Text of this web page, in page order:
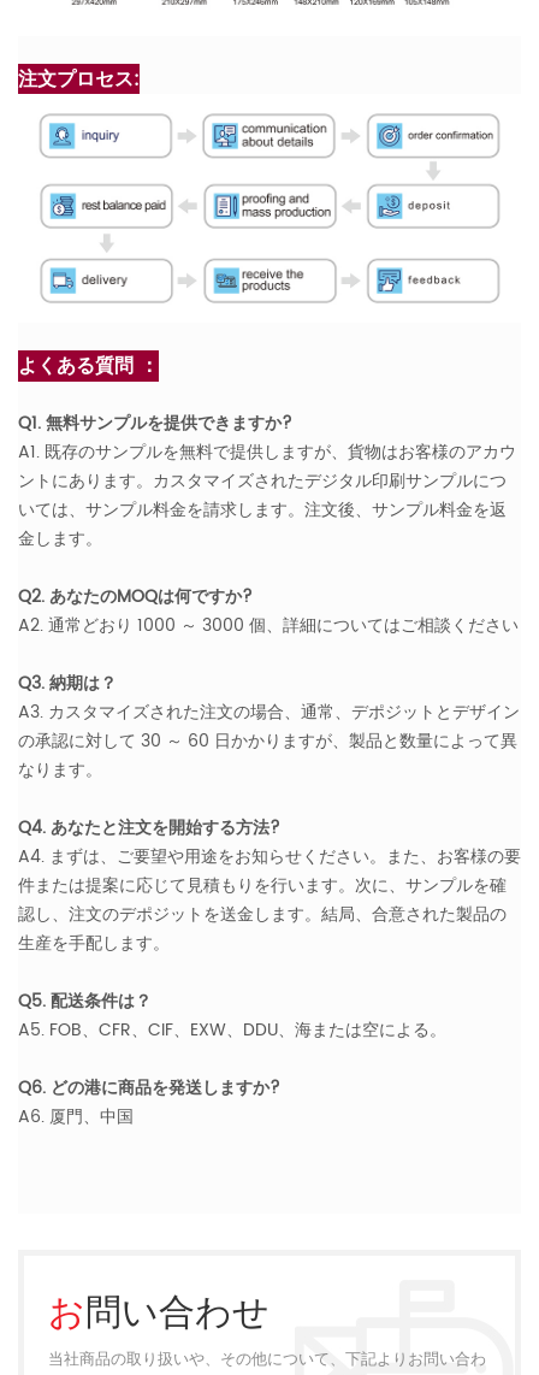
注文プロセス:
よくある質問 ：
Q1. 無料サンプルを提供できますか?
A1. 既存のサンプルを無料で提供しますが、貨物はお客様のアカウ
ントにあります。カスタマイズされたデジタル印刷サンプルにつ
いては、サンプル料金を請求します。注文後、サンプル料金を返
金します。
Q2. あなたのMOQは何ですか?
A2. 通常どおり 1000 ～ 3000 個、詳細についてはご相談ください
Q3. 納期は？
A3. カスタマイズされた注文の場合、通常、デポジットとデザイン
の承認に対して 30 ～ 60 日かかりますが、製品と数量によって異
なります。
Q4. あなたと注文を開始する方法?
A4. まずは、ご要望や用途をお知らせください。また、お客様の要
件または提案に応じて見積もりを行います。次に、サンプルを確
認し、注文のデポジットを送金します。結局、合意された製品の
生産を手配します。
Q5. 配送条件は？
A5. FOB、CFR、CIF、EXW、DDU、海または空による。
Q6. どの港に商品を発送しますか?
A6. 厦門、中国
お問い合わせ
当社商品の取り扱いや、その他について、下記よりお問い合わ